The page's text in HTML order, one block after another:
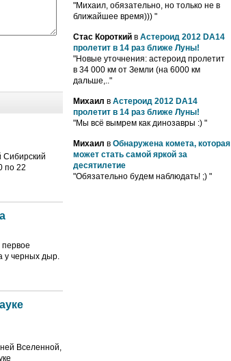
Сибирский
по 22
у черных дыр.
Вселенной,
"Михаил, обязательно, но только не в
ближайшее время))) "
Стас Короткий в Астероид 2012 DA14
пролетит в 14 раз ближе Луны!
"Новые уточнения: астероид пролетит
в 34 000 км от Земли (на 6000 км
дальше,.."
Михаил в Астероид 2012 DA14
пролетит в 14 раз ближе Луны!
"Мы всё вымрем как динозавры :) "
Михаил в Обнаружена комета, которая
может стать самой яркой за
десятилетие
"Обязательно будем наблюдать! ;) "